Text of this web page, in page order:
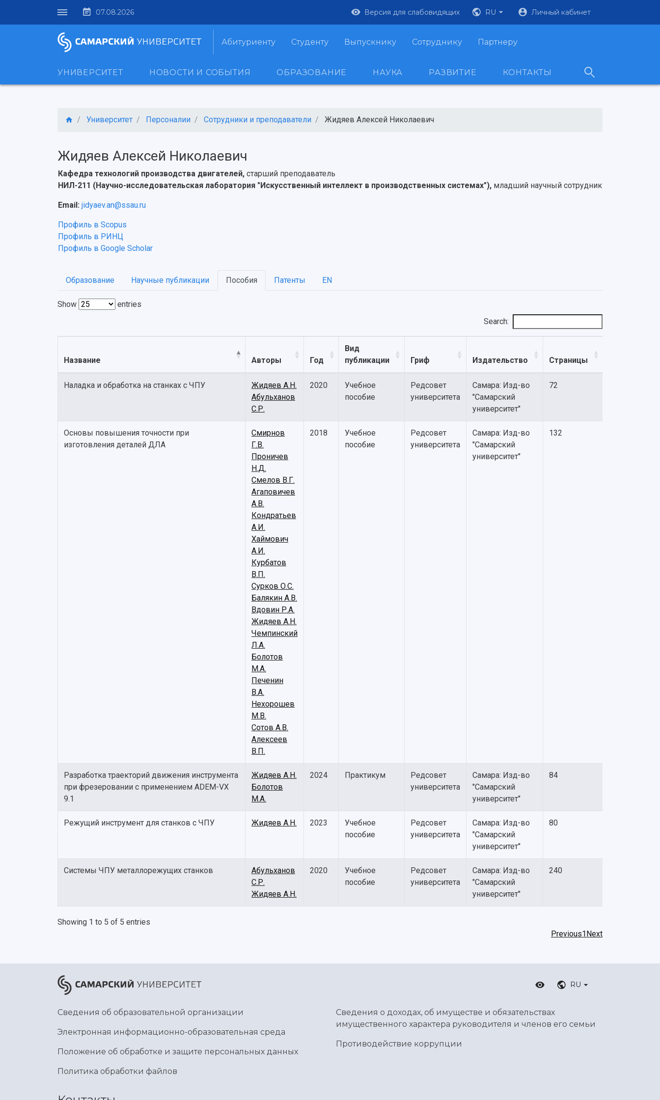
07.08.2026 Версия для слабовидящих RU Личный кабинет
Абитуриенту Студенту Выпускнику Сотруднику Партнеру
УНИВЕРСИТЕТ НОВОСТИ И СОБЫТИЯ ОБРАЗОВАНИЕ НАУКА РАЗВИТИЕ КОНТАКТЫ
Университет Персоналии Сотрудники и преподаватели Жидяев Алексей Николаевич
Жидяев Алексей Николаевич
Кафедра технологий производства двигателей, старший преподаватель
НИЛ-211 (Научно-исследовательская лаборатория "Искусственный интеллект в производственных системах"), младший научный сотрудник
Email: jidyaev.an@ssau.ru
Профиль в Scopus
Профиль в РИНЦ
Профиль в Google Scholar
Образование Научные публикации Пособия Патенты EN
Show
entries
Search:
Название Авторы Год
Вид
публикации
Гриф Издательство Страницы
Наладка и обработка на станках с ЧПУ
Жидяев А.Н.
Абульханов
С.Р.
2020
Учебное
пособие
Редсовет
университета
Самара: Изд-во
"Самарский
университет"
72
Основы повышения точности при
изготовления деталей ДЛА
Смирнов
Г.В.
Проничев
Н.Д.
Смелов В.Г.
Агаповичев
А.В.
Кондратьев
А.И.
Хаймович
А.И.
Курбатов
В.П.
Сурков О.С.
Балякин А.В.
Вдовин Р.А.
Жидяев А.Н.
Чемпинский
Л.А.
Болотов
М.А.
Печенин
В.А.
Нехорошев
М.В.
Сотов А.В.
Алексеев
В.П.
2018
Учебное
пособие
Редсовет
университета
Самара: Изд-во
"Самарский
университет"
132
Разработка траекторий движения инструмента
при фрезеровании с применением ADEM-VX
9.1
Жидяев А.Н.
Болотов
М.А.
2024 Практикум
Редсовет
университета
Самара: Изд-во
"Самарский
университет"
84
Режущий инструмент для станков с ЧПУ Жидяев А.Н. 2023
Учебное
пособие
Редсовет
университета
Самара: Изд-во
"Самарский
университет"
80
Системы ЧПУ металлорежущих станков
Абульханов
С.Р.
Жидяев А.Н.
2020
Учебное
пособие
Редсовет
университета
Самара: Изд-во
"Самарский
университет"
240
Showing 1 to 5 of 5 entries
Previous1Next
RU
Сведения об образовательной организации
Электронная информационно-образовательная среда
Положение об обработке и защите персональных данных
Политика обработки файлов
Сведения о доходах, об имуществе и обязательствах
имущественного характера руководителя и членов его семьи
Противодействие коррупции